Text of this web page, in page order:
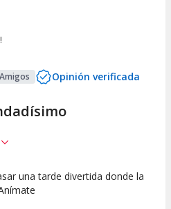
Amigos Opinión verificada
10
una tarde divertida donde la